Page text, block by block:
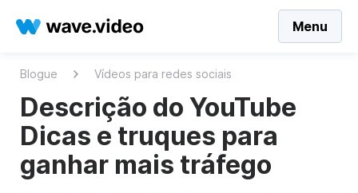
Menu
Blogue Vídeos para redes sociais
Descrição do YouTube
Dicas e truques para
ganhar mais tráfego